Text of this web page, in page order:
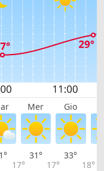
Mer Gio
17°
31°
17°
33°
18°